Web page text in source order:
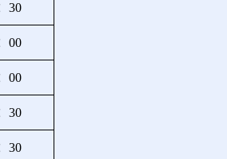
30
00
00
30
30